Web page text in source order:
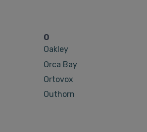
O
Oakley
Orca Bay
Ortovox
Outhorn